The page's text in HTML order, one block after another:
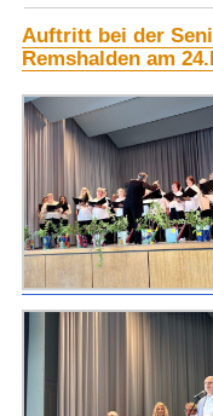
Auftritt bei der
Remshalden am